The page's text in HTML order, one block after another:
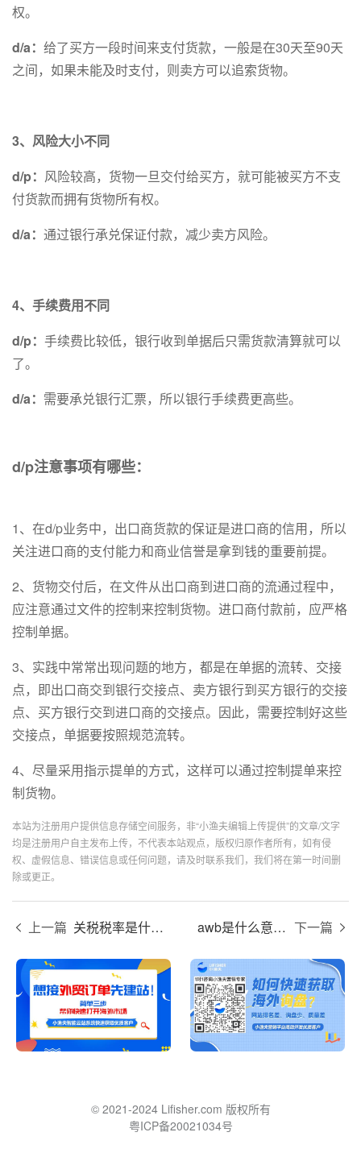
权。
d/a： 给了买方一段时间来支付货款，一般是在30天至90天
之间，如果未能及时支付，则卖方可以追索货物。
3、风险大小不同
d/p： 风险较高，货物一旦交付给买方，就可能被买方不支
付货款而拥有货物所有权。
d/a： 通过银行承兑保证付款，减少卖方风险。
4、手续费用不同
d/p： 手续费比较低，银行收到单据后只需货款清算就可以
了。
d/a： 需要承兑银行汇票，所以银行手续费更高些。
d/p注意事项有哪些：
1、在d/p业务中，出口商货款的保证是进口商的信用，所以
关注进口商的支付能力和商业信誉是拿到钱的重要前提。
2、货物交付后，在文件从出口商到进口商的流通过程中，
应注意通过文件的控制来控制货物。进口商付款前，应严格
控制单据。
3、实践中常常出现问题的地方，都是在单据的流转、交接
点，即出口商交到银行交接点、卖方银行到买方银行的交接
点、买方银行交到进口商的交接点。因此，需要控制好这些
交接点，单据要按照规范流转。
4、尽量采用指示提单的方式，这样可以通过控制提单来控
制货物。
本站为注册用户提供信息存储空间服务，非“小渔夫编辑上传提供”的文章/文字
均是注册用户自主发布上传，不代表本站观点，版权归原作者所有，如有侵
权、虚假信息、错误信息或任何问题，请及时联系我们，我们将在第一时间删
除或更正。
上一篇 关税税率是什么？ awb是什么意思？ 下一篇
© 2021-2024 Lifisher.com 版权所有
粤ICP备20021034号